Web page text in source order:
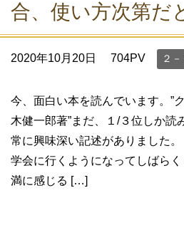
合、使い方次第だ
2020年10月20日 704PV ２
今、面白い本を読んでいます。
木健一郎著”まだ、１/３位しか読
常に興味深い記述がありました。
学会に行くようになってしばら
満に感じる […]